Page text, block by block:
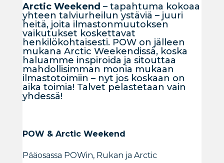
Arctic Weekend – tapahtuma kokoaa
yhteen talviurheilun ystäviä – juuri
heitä, joita ilmastonmuutoksen
vaikutukset koskettavat
henkilökohtaisesti. POW on jälleen
mukana Arctic Weekendissä, koska
haluamme inspiroida ja sitouttaa
mahdollisimman monia mukaan
ilmastotoimiin – nyt jos koskaan on
aika toimia! Talvet pelastetaan vain
yhdessä!
POW & Arctic Weekend
Pääosassa POWin, Rukan ja Arctic